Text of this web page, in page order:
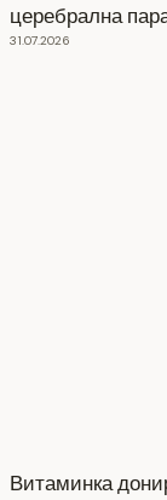
церебрална
31.07.2026
Витаминка